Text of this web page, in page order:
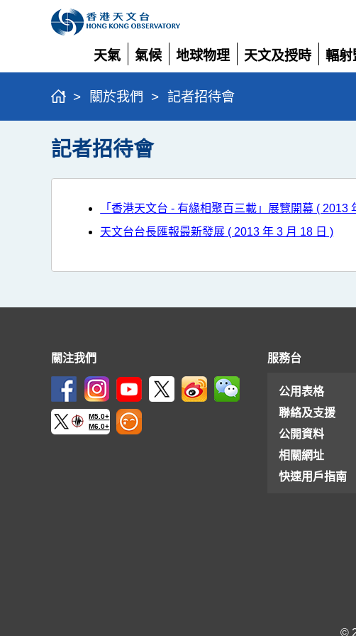
天氣
展
開
氣候
展
開
地球物理
展
開
天文及授時
展
輻射
展
> 關於我們 > 記者招待會
記者招待會
「香港天文台 - 有緣相聚百三載」展覽開幕 ( 2013
天文台台長匯報最新發展 ( 2013 年 3 月 18 日 )
關注我們
M5.0+
M6.0+
服務台
公用表格
聯絡及支援
公開資料
相關網址
快速用戶指南
©